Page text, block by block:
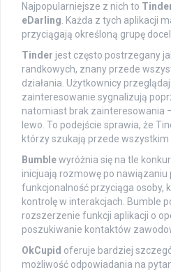
Najpopularniejsze z nich to
eDarling. Każda z tych aplikacji
przyciągają określoną grupę
Tinder jest często postrzegany
randkowych, znany przede
działania. Użytkownicy
zainteresowanie sygnalizują
natomiast brak zainteresowania
lewo. To podejście sprawia, że
którzy szukają przede wszystkim
Bumblewyróżnia się na tle
inicjuają rozmowę po nawiązaniu
funkcjonalność przyciąga osoby,
kontrolę w interakcjach. Bumble
rozszerzenie funkcji aplikacji o
poszukiwanie kontaktów
OkCupid oferuje bardziej
możliwość odpowiadania na